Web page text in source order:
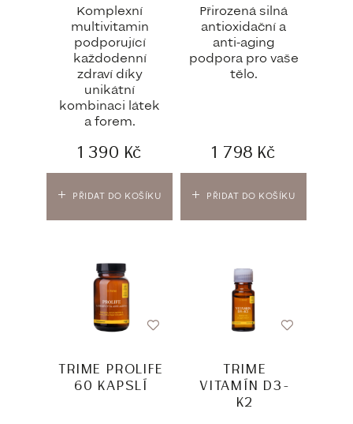
PŘIDAT DO KOŠÍKU
Komplexní
multivitamin
podporující
každodenní
zdraví díky
unikátní
kombinaci látek
a forem.
1 390 Kč
PŘIDAT DO KOŠÍKU
Přirozená silná
antioxidační a
anti-aging
podpora pro vaše
tělo.
1 798 Kč
TRIME PROLIFE
60 KAPSLÍ
TRIME
VITAMÍN D3-
K2